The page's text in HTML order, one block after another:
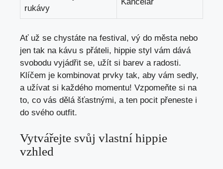
⁢rukávy
Ať‍ už se chystáte na festival, vý‍ do města nebo‍
jen⁣ tak na kávu s ⁢přáteli,⁤ hippie styl vám dává
svobodu⁢ vyjádřit se, užít si barev a radosti.
Klíčem je kombinovat⁤ prvky tak, aby vám‌ sedly,⁣
a užívat si každého momentu!⁤ Vzpomeňte si na⁣
to, co vás dělá šťastnými, a ten pocit přeneste i
do svého⁢ outfit.
Vytvářejte svůj⁢ vlastní hippie
vzhled